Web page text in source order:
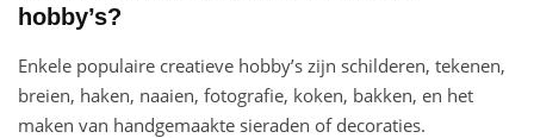
hobby’s?
Enkele populaire creatieve hobby’s zijn schilderen, tekenen,
breien, haken, naaien, fotografie, koken, bakken, en het
maken van handgemaakte sieraden of decoraties.